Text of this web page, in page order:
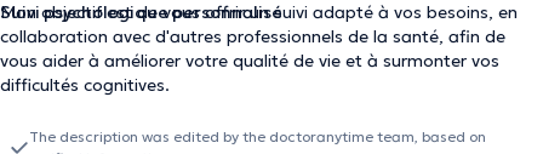
Suivi psychologique personnalisé
Mon objectif est de vous offrir un suivi adapté à vos besoins, en
collaboration avec d'autres professionnels de la santé, afin de
vous aider à améliorer votre qualité de vie et à surmonter vos
difficultés cognitives.
The description was edited by the doctoranytime team, based on